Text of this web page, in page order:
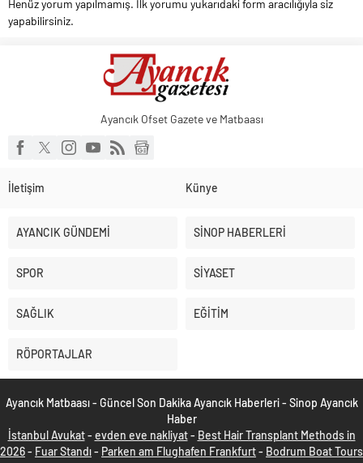
Henüz yorum yapılmamış. İlk yorumu yukarıdaki form aracılığıyla siz
yapabilirsiniz.
Ayancık Ofset Gazete ve Matbaası
İletişim Künye
AYANCIK GÜNDEMİ SİNOP HABERLERİ
SPOR SİYASET
SAĞLIK EĞİTİM
RÖPORTAJLAR
Ayancık Matbaası - Güncel Son Dakika Ayancık Haberleri - Sinop Ayancık
Haber
İstanbul Avukat- evden eve nakliyat- Best Hair Transplant Methods in
2026- Fuar Standı- Parken am Flughafen Frankfurt- Bodrum Boat Tours